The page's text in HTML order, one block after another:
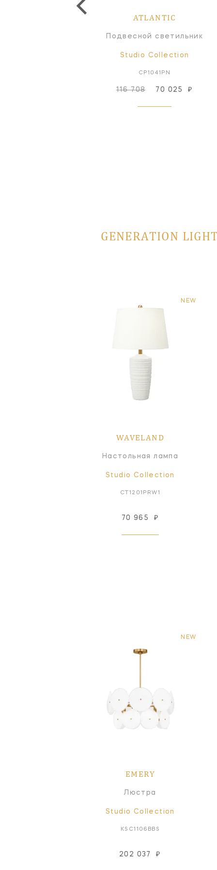
ATLANTIC
Подвесной светильник
Studio Collection
CP1041PN
116 708 70 025 ₽
GENERATION
NEW
WAVELAND
Настольная лампа
Studio Collection
CT1201PRW1
70 965 ₽
NEW
EMERY
Люстра
Studio Collection
KSC1106BBS
202 037 ₽